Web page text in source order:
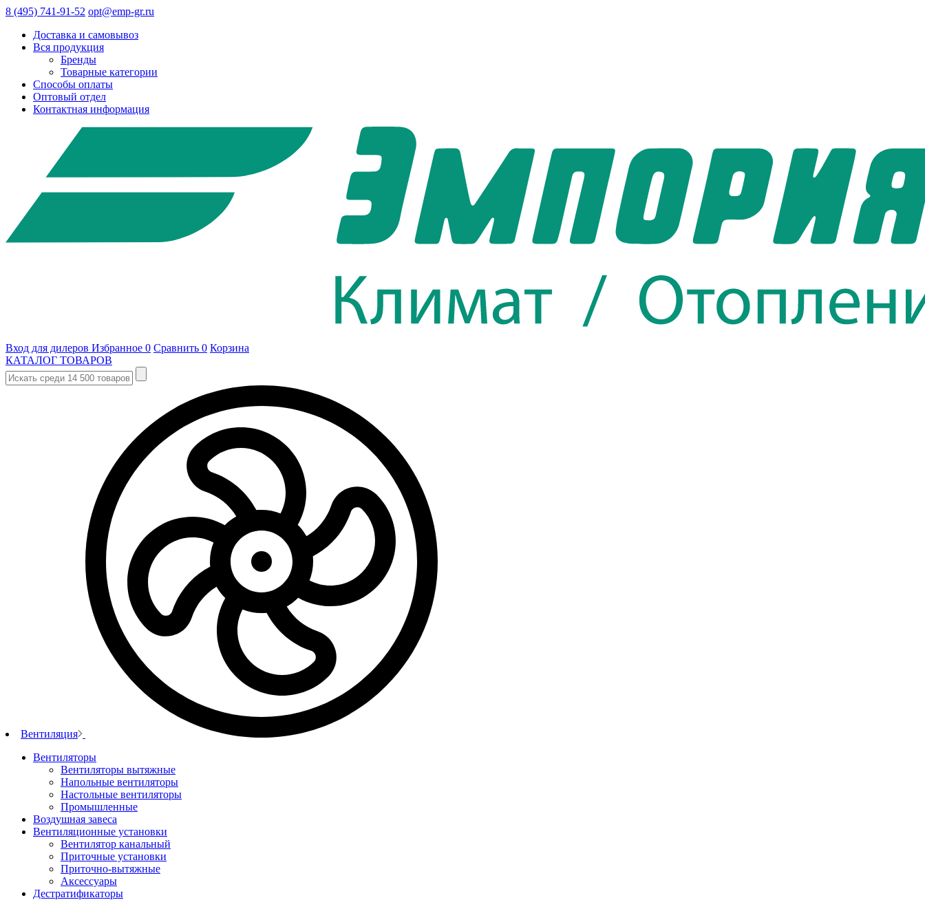
8 (495) 741-91-52 opt@emp-gr.ru
Доставка и самовывоз
Вся продукция
Бренды
Товарные категории
Способы оплаты
Оптовый отдел
Контактная информация
Вход для дилеров Избранное 0 Сравнить 0 Корзина
КАТАЛОГ ТОВАРОВ
Вентиляция
Вентиляторы
Вентиляторы вытяжные
Напольные вентиляторы
Настольные вентиляторы
Промышленные
Воздушная завеса
Вентиляционные установки
Вентилятор канальный
Приточные установки
Приточно-вытяжные
Аксессуары
Дестратификаторы